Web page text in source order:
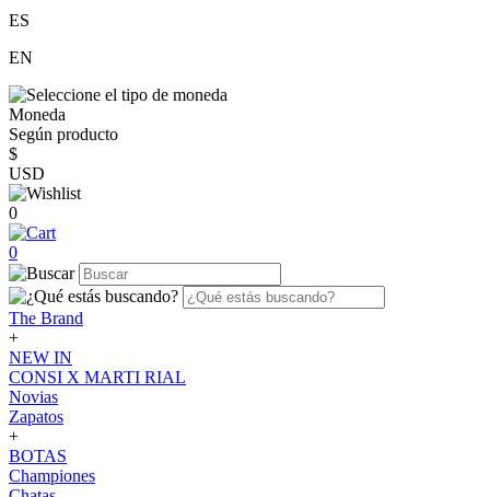
ES
EN
Moneda
Según producto
$
USD
0
0
The Brand
+
NEW IN
CONSI X MARTI RIAL
Novias
Zapatos
+
BOTAS
Championes